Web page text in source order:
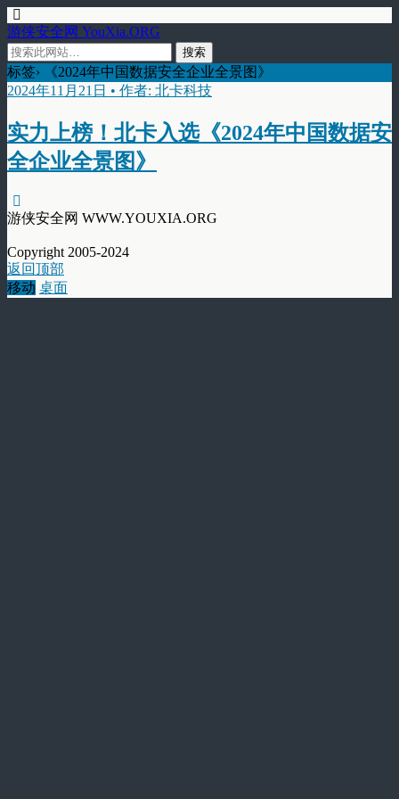
游侠安全网 YouXia.ORG
标签› 《2024年中国数据安全企业全景图》
2024年11月21日 • 作者: 北卡科技
实力上榜！北卡入选《2024年中国数据安
全企业全景图》
游侠安全网 WWW.YOUXIA.ORG
Copyright 2005-2024
返回顶部
移动 桌面